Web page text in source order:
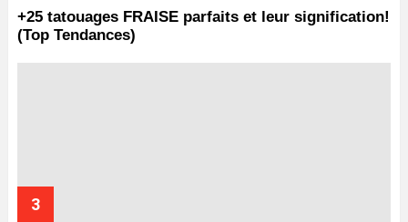
+25 tatouages ​​FRAISE parfaits et leur signification!
(Top Tendances)